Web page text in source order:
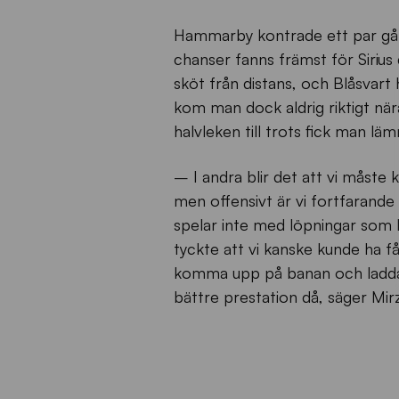
Hammarby kontrade ett par
chanser fanns främst för Sirius
sköt från distans, och
kom man dock aldrig riktigt
halvleken till trots fick man
– I andra blir det att vi måste
men offensivt är vi fortfarande
spelar inte med löpningar
tyckte att vi kanske kunde ha
komma upp på banan och
bättre prestation då, säger